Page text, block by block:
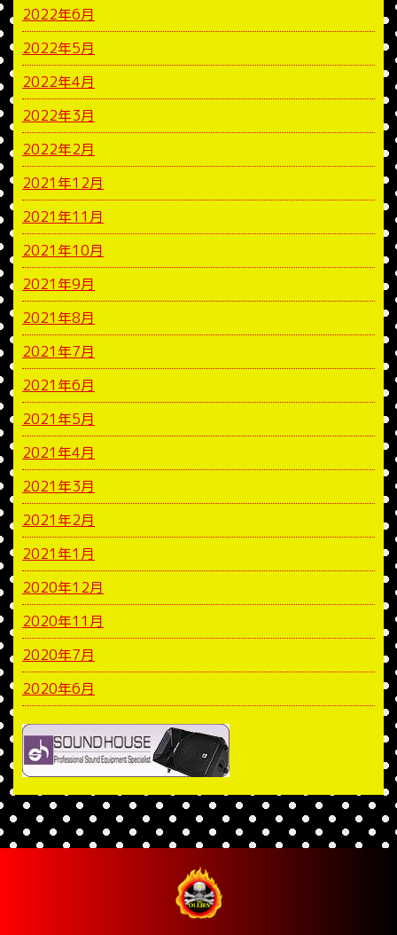
2022年6月
2022年5月
2022年4月
2022年3月
2022年2月
2021年12月
2021年11月
2021年10月
2021年9月
2021年8月
2021年7月
2021年6月
2021年5月
2021年4月
2021年3月
2021年2月
2021年1月
2020年12月
2020年11月
2020年7月
2020年6月